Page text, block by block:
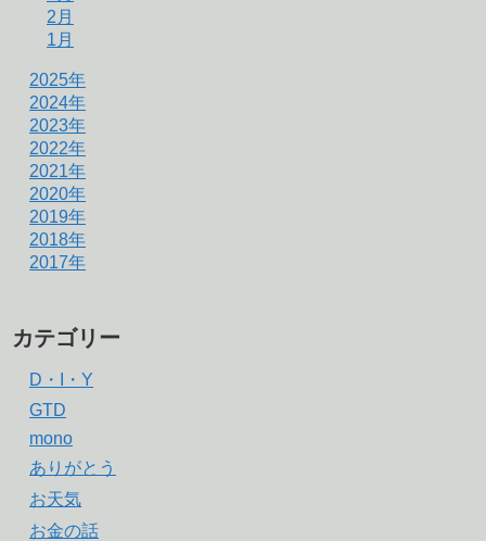
2月
1月
2025年
2024年
2023年
2022年
2021年
2020年
2019年
2018年
2017年
カテゴリー
D・I・Y
GTD
mono
ありがとう
お天気
お金の話